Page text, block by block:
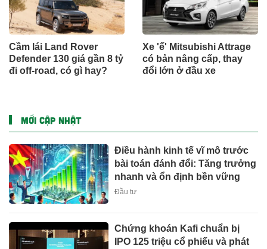
Cầm lái Land Rover
Defender 130 giá gần 8 tỷ
đi off-road, có gì hay?
Xe 'ế' Mitsubishi Attrage
có bản nâng cấp, thay
đổi lớn ở đầu xe
MỚI CẬP NHẬT
Điều hành kinh tế vĩ mô trước
bài toán đánh đổi: Tăng trưởng
nhanh và ổn định bền vững
Đầu tư
Chứng khoán Kafi chuẩn bị
IPO 125 triệu cổ phiếu và phát